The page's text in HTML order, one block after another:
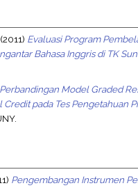
(2011) Evaluasi Program
Bahasa Inggris di TK
Perbandingan Model Graded
Credit pada Tes Pengetahuan
Pengembangan Instrumen